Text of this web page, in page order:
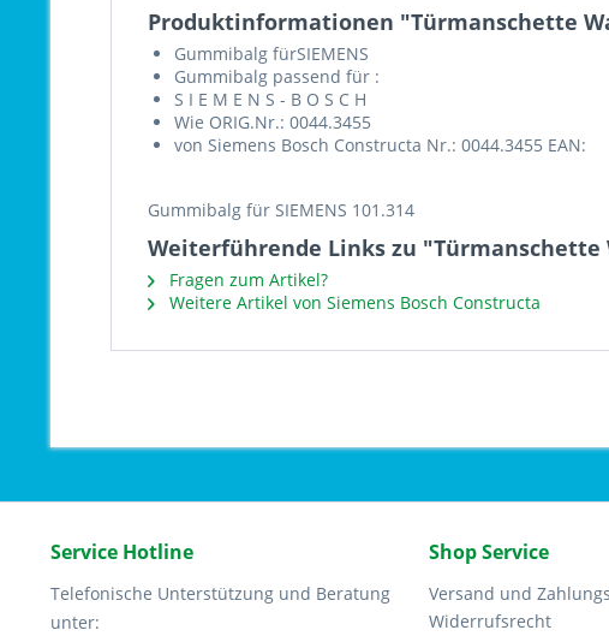
Produktinformationen "Türmanschette
Gummibalg fürSIEMENS
Gummibalg passend für :
S I E M E N S - B O S C H
Wie ORIG.Nr.: 0044.3455
von Siemens Bosch Constructa Nr.: 0044.3455 EAN:
Gummibalg für SIEMENS 101.314
Weiterführende Links zu "Türmanschette
Fragen zum Artikel?
Weitere Artikel von Siemens Bosch Constructa
Service Hotline
Telefonische Unterstützung und Beratung
unter:
Shop Service
Versand und
Widerrufsrecht